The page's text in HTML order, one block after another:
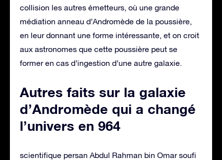
collision les autres émetteurs, où une grande
médiation anneau d’Andromède de la poussière,
en leur donnant une forme intéressante, et on croit
aux astronomes que cette poussière peut se
former en cas d’ingestion d’une autre galaxie.
Autres faits sur la galaxie
d’Andromède qui a changé
l’univers en 964
scientifique persan Abdul Rahman bin Omar soufi